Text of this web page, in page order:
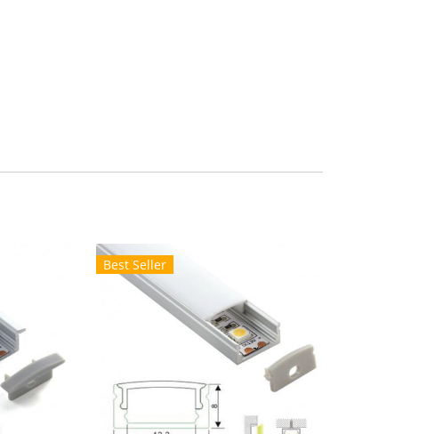
Best Seller